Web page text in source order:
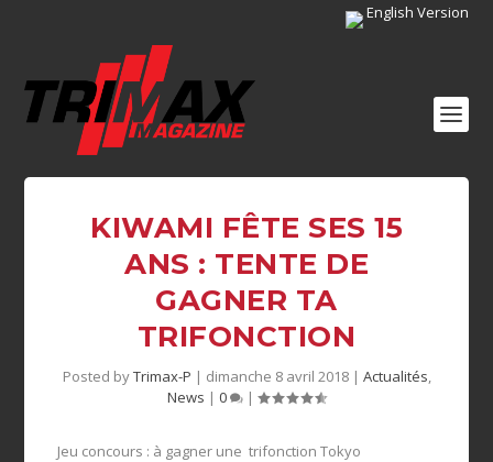
English Version
KIWAMI FÊTE SES 15
ANS : TENTE DE
GAGNER TA
TRIFONCTION
Posted byTrimax-P | dimanche 8 avril 2018| Actualités,
News | 0 |
Jeu concours : à gagner une trifonction Tokyo